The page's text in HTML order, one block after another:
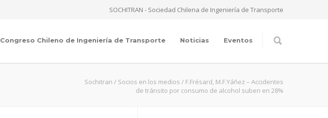
SOCHITRAN - Sociedad Chilena de Ingeniería de Transporte
Congreso Chileno de Ingeniería de Transporte Noticias Eventos
Sochitran / Socios en los medios / F.Frésard, M.F.Yáñez – Accidentes
de tránsito por consumo de alcohol suben en 28%